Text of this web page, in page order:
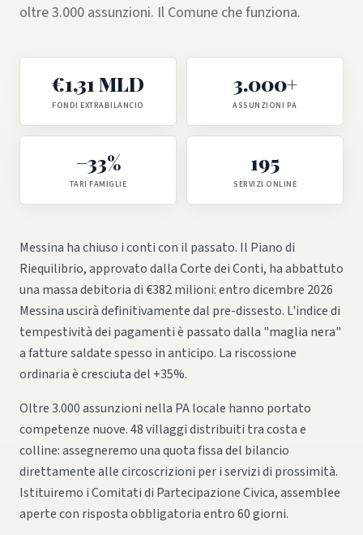
oltre 3.000 assunzioni. Il Comune che funziona.
€1,31 MLD
FONDI EXTRABILANCIO
3.000+
ASSUNZIONI PA
−33%
TARI FAMIGLIE
195
SERVIZI ONLINE
Messina ha chiuso i conti con il passato. Il Piano di
Riequilibrio, approvato dalla Corte dei Conti, ha abbattuto
una massa debitoria di €382 milioni: entro dicembre 2026
Messina uscirà definitivamente dal pre-dissesto. L'indice di
tempestività dei pagamenti è passato dalla "maglia nera"
a fatture saldate spesso in anticipo. La riscossione
ordinaria è cresciuta del +35%.
Oltre 3.000 assunzioni nella PA locale hanno portato
competenze nuove. 48 villaggi distribuiti tra costa e
colline: assegneremo una quota fissa del bilancio
direttamente alle circoscrizioni per i servizi di prossimità.
Istituiremo i Comitati di Partecipazione Civica, assemblee
aperte con risposta obbligatoria entro 60 giorni.